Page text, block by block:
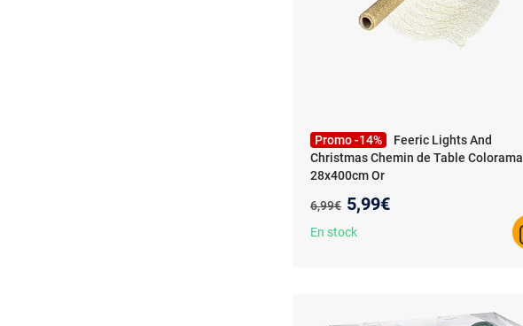
Promo -14%
Feeric Lights And
Christmas Chemin de Table Colorama
28x400cm Or
Ancien prix :
6,99€ Nouveau prix :
5,99€
En stock